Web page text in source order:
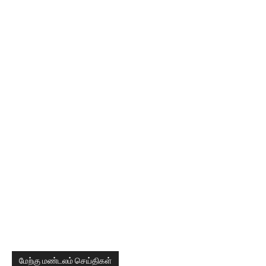
மேற்கு மண்டலம் செய்திகள்